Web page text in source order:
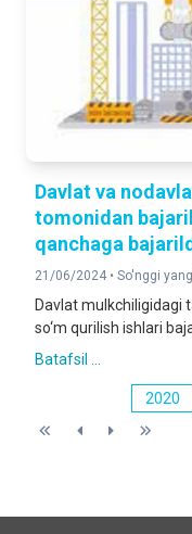
Davlat va
tomonidan
qanchaga
21/06/2024 • So'nggi
Davlat mulkchiligidagi
so‘m qurilish ishlari
Batafsil ...
2020